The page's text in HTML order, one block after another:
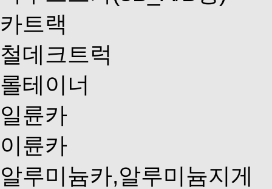
카트랙
철데크트럭
롤테이너
일륜카
이륜카
알루미늄카,알루미늄지게